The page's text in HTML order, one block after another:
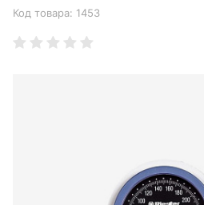
Код товара: 1453